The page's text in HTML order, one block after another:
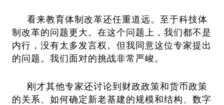
看来教育体制改革还任重道远。至于科技体
制改革的问题更大。在这个问题上，我们都不是
内行，没有太多发言权。但我同意这位专家提出
的问题。我们面对的挑战非常严峻。
刚才其他专家还讨论到财政政策和货币政策
的关系、如何确定新老基建的规模和结构、数字